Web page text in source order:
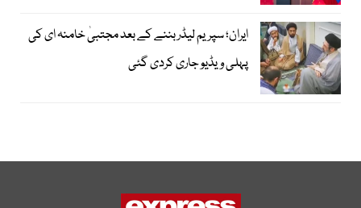
ایران؛ سپریم لیڈر بننے کے بعد مجتبیٰ خامنہ ای کی
پہلی ویڈیو جاری کردی گئی